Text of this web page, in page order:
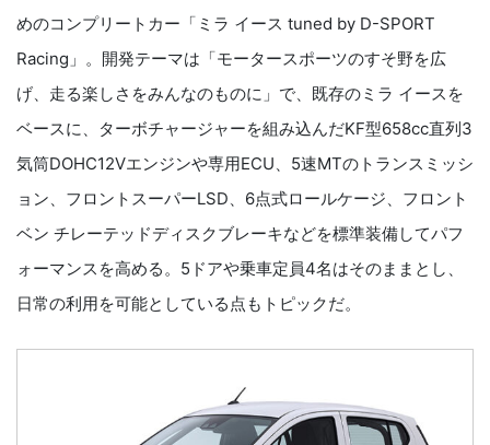
めのコンプリートカー「ミラ イース tuned by D-SPORT
Racing」。開発テーマは「モータースポーツのすそ野を広
げ、走る楽しさをみんなのものに」で、既存のミラ イースを
ベースに、ターボチャージャーを組み込んだKF型658cc直列3
気筒DOHC12Vエンジンや専用ECU、5速MTのトランスミッシ
ョン、フロントスーパーLSD、6点式ロールケージ、フロント
ベン チレーテッドディスクブレーキなどを標準装備してパフ
ォーマンスを高める。5ドアや乗車定員4名はそのままとし、
日常の利用を可能としている点もトピックだ。